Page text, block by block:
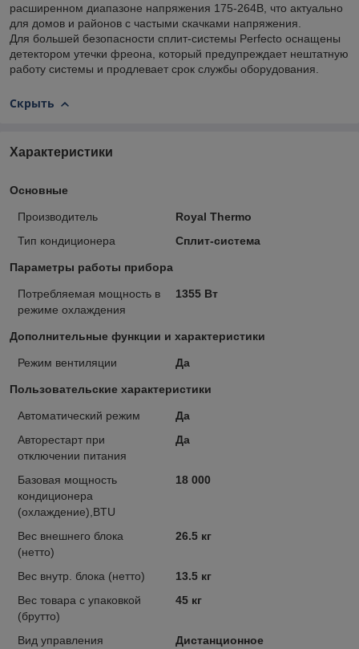
расширенном диапазоне напряжения 175-264В, что актуально
для домов и районов с частыми скачками напряжения.
Для большей безопасности сплит-системы Perfecto оснащены
детектором утечки фреона, который предупреждает нештатную
работу системы и продлевает срок службы оборудования.
Скрыть
Характеристики
Основные
Производитель
Royal Thermo
Тип кондиционера
Сплит-система
Параметры работы прибора
Потребляемая мощность в
режиме охлаждения
1355 Вт
Дополнительные функции и характеристики
Режим вентиляции Да
Пользовательские характеристики
Автоматический режим
Да
Авторестарт при
отключении питания
Да
Базовая мощность
кондиционера
(охлаждение),BTU
18 000
Вес внешнего блока
(нетто)
26.5 кг
Вес внутр. блока (нетто)
13.5 кг
Вес товара с упаковкой
(брутто)
45 кг
Вид управления
Дистанционное